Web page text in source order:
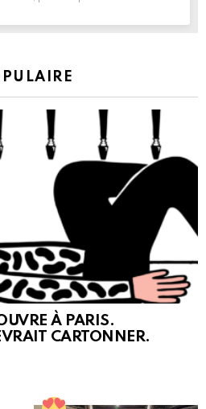
À PARIS.
CARTONNER.